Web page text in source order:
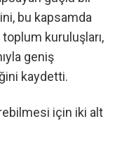
bu kapsamda
toplum kuruluşları,
geniş
kaydetti.
için iki alt